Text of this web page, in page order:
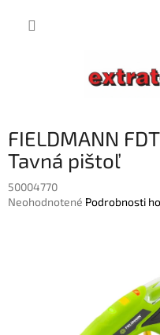
FIELDMANN
Tavná pištoľ
50004770
Priemerné
Neohodnotené Podrobnosti